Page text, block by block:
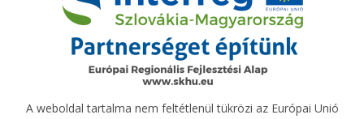
A weboldal tartalma nem feltétlenül tükrözi az Európai Unió